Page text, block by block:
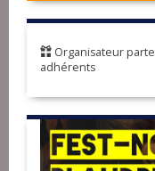
Organisateur
adhérents